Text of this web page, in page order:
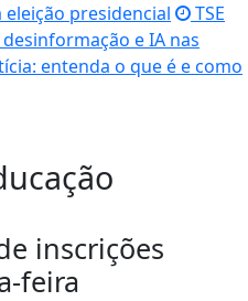
presidencial
TSE
e IA nas
entenda o que é e como
inscrições
feira